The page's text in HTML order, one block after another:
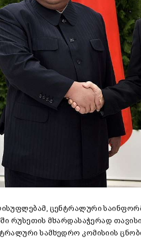
ცენტრალური
რუსეთის მხარდასაჭერად
სამხედრო კომისიის